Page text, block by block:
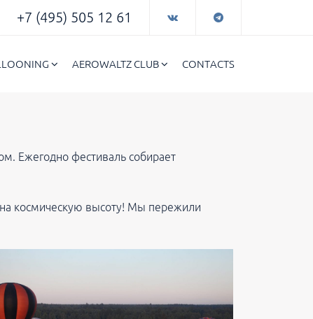
+7 (495) 505 12 61
AEROWALTZ CLUB CONTACTS
Ежегодно фестиваль собирает
космическую высоту! Мы пережили